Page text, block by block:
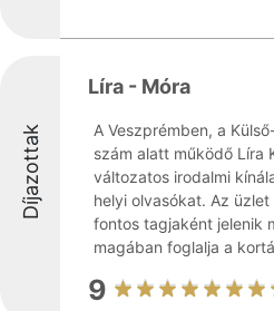
Díjazottak
Líra - Móra
A Veszprémben, a
szám alatt működő Líra
változatos irodalmi
helyi olvasókat. Az
fontos tagjaként jelenik
magában foglalja a
9